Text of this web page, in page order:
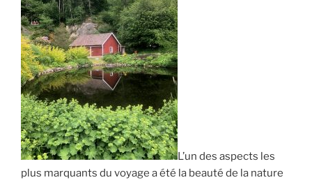
L’un des aspects les
plus marquants du voyage a été la beauté de la nature